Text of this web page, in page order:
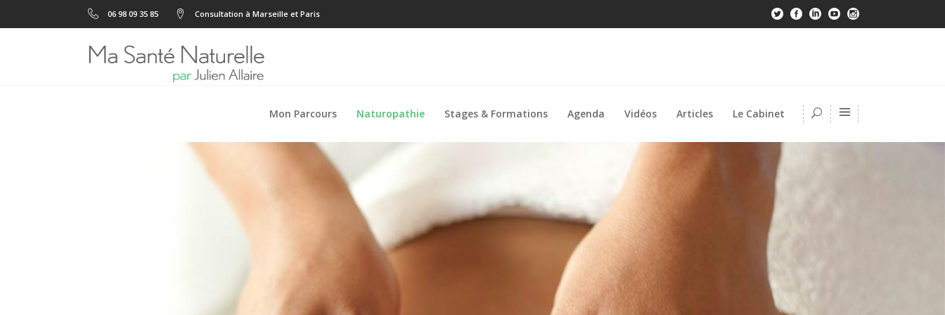
06 98 09 35 85 Consultation à Marseille et Paris
Mon Parcours Naturopathie Stages & Formations Agenda Vidéos Articles Le Cabinet